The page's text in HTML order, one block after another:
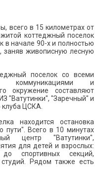
всего в 15 километрах от
коттеджный поселок
в начале 90-х и полностью
заняв живописную лесную
поселок со всеми
коммуникациями и
окружение составляют
"Ватутинки", "Заречный" и
ЦСКА.
находится остановка
пути". Всего в 10 минутах
центр "Ватутинки",
для детей и взрослых:
спортивных секций,
Рядом также есть